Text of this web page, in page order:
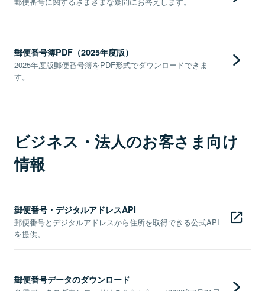
郵便番号簿PDF（2025年度版）
2025年度版郵便番号簿をPDF形式でダウンロードできま
す。
ビジネス・法人のお客さま向け
情報
郵便番号・デジタルアドレスAPI
郵便番号とデジタルアドレスから住所を取得できる公式API
を提供。
郵便番号データのダウンロード